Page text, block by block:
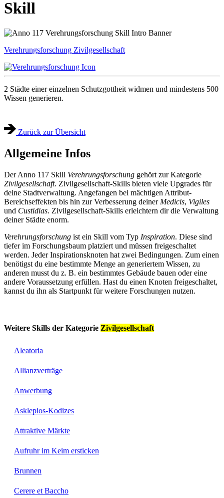
Skill
Verehrungsforschung Zivilgesellschaft
2 Städte einer einzelnen Schutzgottheit widmen und mindestens 500
Wissen generieren.
Zurück zur Übersicht
Allgemeine Infos
Der Anno 117 Skill Verehrungsforschung gehört zur Kategorie
Zivilgesellschaft. Zivilgesellschaft-Skills bieten viele Upgrades für
deine Stadtverwaltung. Angefangen bei mächtigen Attribut-
Bereichseffekten bis hin zur Verbesserung deiner Medicis, Vigiles
und Custidias. Zivilgesellschaft-Skills erleichtern dir die Verwaltung
deiner Städte enorm.
Verehrungsforschung ist ein Skill vom Typ Inspiration. Diese sind
tiefer im Forschungsbaum platziert und müssen freigeschaltet
werden. Jeder Inspirationsknoten hat zwei Bedingungen. Zum einen
benötigst du eine bestimmte Menge an generiertem Wissen, zu
anderen musst du z. B. ein bestimmtes Gebäude bauen oder eine
andere Voraussetzung erfüllen. Hast du einen Knoten freigeschaltet,
kannst du ihn als Startpunkt für weitere Forschungen nutzen.
Weitere Skills der Kategorie Zivilgesellschaft
Aleatoria
Allianzverträge
Anwerbung
Asklepios-Kodizes
Attraktive Märkte
Aufruhr im Keim ersticken
Brunnen
Cerere et Baccho